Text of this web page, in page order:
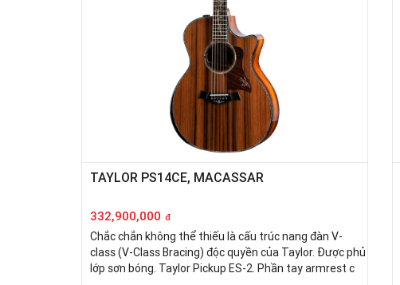
TAYLOR PS14CE, MACASSAR
332,900,000 đ
Chắc chắn không thể thiếu là cấu trúc nang đàn V-
class (V-Class Bracing) độc quyền của Taylor. Được phủ
lớp sơn bóng. Taylor Pickup ES-2. Phần tay armrest c